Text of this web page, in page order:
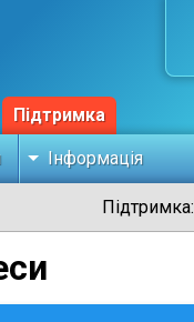
Підтримка
Інформація
Підтримка: